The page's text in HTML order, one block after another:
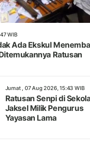
WIB
Ada Ekskul
Ratusan
Jumat , 07 Aug 2026, 15:43 WIB
Ratusan Senpi di
Jaksel Milik Pengurus
Yayasan Lama